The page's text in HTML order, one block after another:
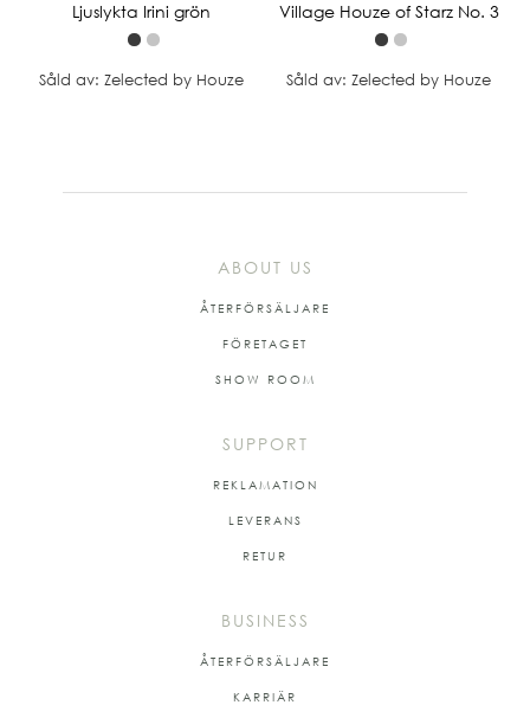
Ljuslykta Irini grön
Såld av: Zelected by Houze
Village Houze of Starz No. 3
Såld av: Zelected by Houze
ABOUT US
ÅTERFÖRSÄLJARE
FÖRETAGET
SHOW ROOM
SUPPORT
REKLAMATION
LEVERANS
RETUR
BUSINESS
ÅTERFÖRSÄLJARE
KARRIÄR